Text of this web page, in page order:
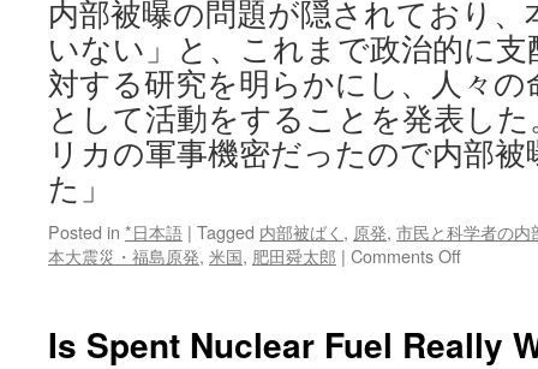
内部被曝の問題が隠されており
いない」と、これまで政治的に
対する研究を明らかにし、人々
として活動をすることを発表し
リカの軍事機密だったので内部
た」
Posted in *日本語 | Tagged 内部被ばく , 原発, 市民と科学者の内
本大震災・福島原発, 米国, 肥田舜太郎 | Comments Offon
カ
Is Spent Nuclear Fuel Really